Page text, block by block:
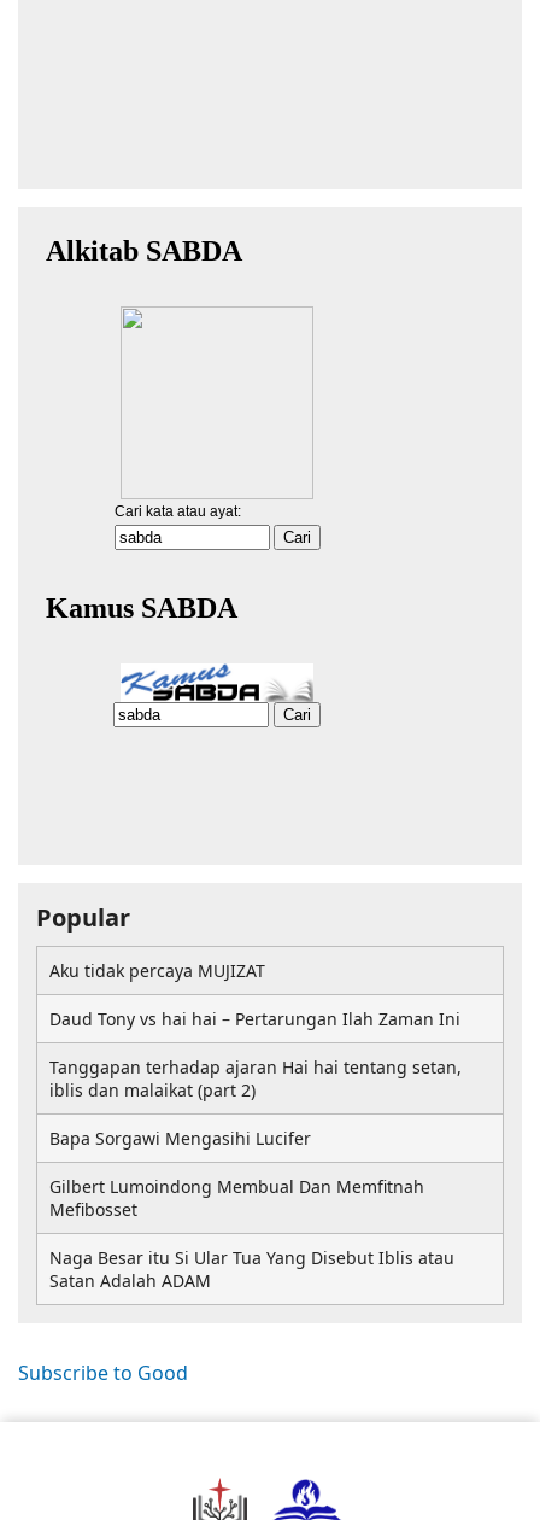
Subscribe to Good
Popular
Aku tidak percaya MUJIZAT
Daud Tony vs hai hai – Pertarungan Ilah Zaman Ini
Tanggapan terhadap ajaran Hai hai tentang setan,
iblis dan malaikat (part 2)
Bapa Sorgawi Mengasihi Lucifer
Gilbert Lumoindong Membual Dan Memfitnah
Mefibosset
Naga Besar itu Si Ular Tua Yang Disebut Iblis atau
Satan Adalah ADAM